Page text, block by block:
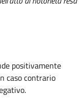
positivamente
caso contrario